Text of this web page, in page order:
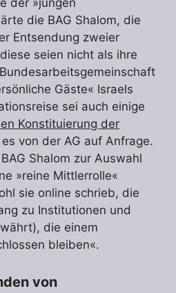
der »jungen
die BAG Shalom, die
Entsendung zweier
seien nicht als ihre
Gäste« Israels
sei auch einige
Konstituierung der
von der AG auf Anfrage.
Shalom zur Auswahl
»reine Mittlerrolle«
sie online schrieb, die
zu Institutionen und
die einem
bleiben«.
von